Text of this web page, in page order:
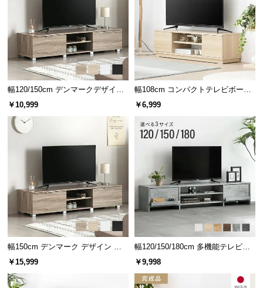
お
様
サ
ポ
知
せ
ロ
幅120/150cm デンマークデザイン
ロースタイル収納付きテレビボー
￥10,999
幅108cm コンパクトテレビボード
40V型対応 オープン収納・扉収納
￥6,999
幅150cm デンマーク デザイン ロ
ースタイル収納付きテレビボード
￥15,999
幅120/150/180cm 多機能テレビボ
ード 木目/石目調 オープン収納・
引き出し収納付き
￥9,998